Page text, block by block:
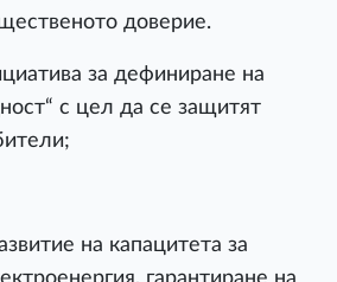
доверие.
за дефиниране на
с цел да се защитят
на капацитета за
гарантиране на